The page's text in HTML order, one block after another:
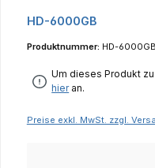
HD-6000GB
Produktnummer: HD-6000GB
Um dieses Produkt
hieran.
Preise exkl. MwSt. zzgl.